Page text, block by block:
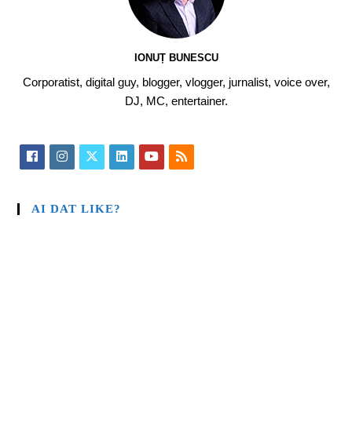
IONUȚ BUNESCU
Corporatist, digital guy, blogger, vlogger, jurnalist, voice over,
DJ, MC, entertainer.
AI DAT LIKE?